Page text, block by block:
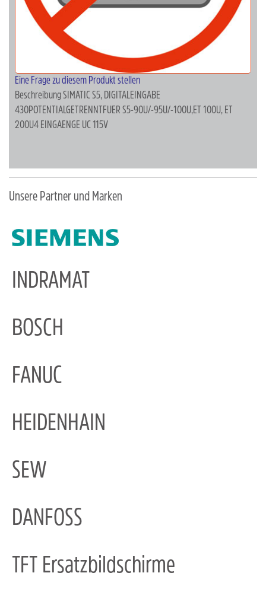
Eine Frage zu diesem Produkt stellen
BeschreibungSIMATIC S5, DIGITALEINGABE
430POTENTIALGETRENNTFUER S5-90U/-95U/-100U,ET 100U, ET
200U4 EINGAENGE UC 115V
Unsere Partner und Marken
INDRAMAT
BOSCH
FANUC
HEIDENHAIN
SEW
DANFOSS
TFT Ersatzbildschirme